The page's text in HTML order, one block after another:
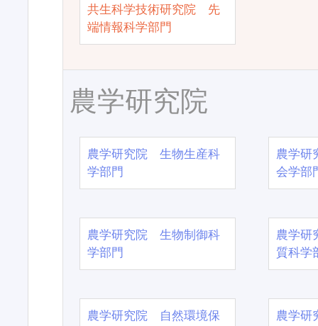
共生科学技術研究院 先
端情報科学部門
農学研究院
農学研究院 生物生産科
学部門
農学
会学部
農学研究院 生物制御科
学部門
農学
質科学
農学研究院 自然環境保
農学